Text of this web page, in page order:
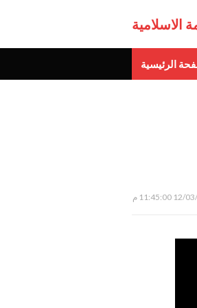
الاسلامية
الرئيسية
11:45:00 م